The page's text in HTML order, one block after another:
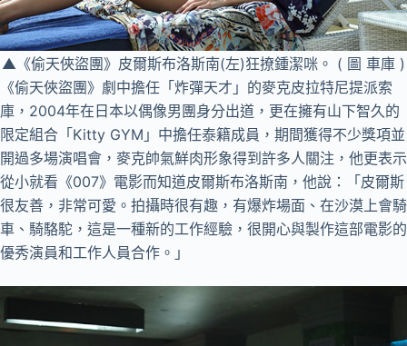
▲《偷天俠盜團》皮爾斯布洛斯南(左)狂撩鍾潔咪。 ( 圖 車庫 )
《偷天俠盜團》劇中擔任「炸彈天才」的麥克皮拉特尼提派索
庫，2004年在日本以偶像男團身分出道，更在擁有山下智久的
限定組合「Kitty GYM」中擔任泰籍成員，期間獲得不少獎項並
開過多場演唱會，麥克帥氣鮮肉形象得到許多人關注，他更表示
從小就看《007》電影而知道皮爾斯布洛斯南，他說：「皮爾斯
很友善，非常可愛。拍攝時很有趣，有爆炸場面、在沙漠上會騎
車、騎駱駝，這是一種新的工作經驗，很開心與製作這部電影的
優秀演員和工作人​​員合作。」